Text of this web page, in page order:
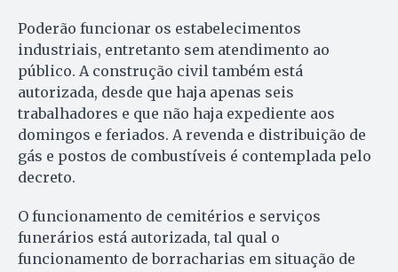
Poderão funcionar os estabelecimentos
industriais, entretanto sem atendimento ao
público. A construção civil também está
autorizada, desde que haja apenas seis
trabalhadores e que não haja expediente aos
domingos e feriados. A revenda e distribuição de
gás e postos de combustíveis é contemplada pelo
decreto.
O funcionamento de cemitérios e serviços
funerários está autorizada, tal qual o
funcionamento de borracharias em situação de